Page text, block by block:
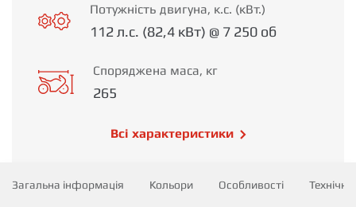
Потужність двигуна, к.с. (кВт.)
112 л.с. (82,4 кВт) @ 7 250 об
Споряджена маса, кг
265
Всі характеристики
Загальна інформація Кольори Особливості